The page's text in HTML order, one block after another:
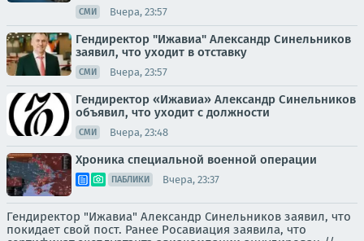
СМИ Вчера, 23:57
Гендиректор "Ижавиа" Александр Синельников
заявил, что уходит в отставку
СМИ Вчера, 23:57
Гендиректор «Ижавиа» Александр Синельников
объявил, что уходит с должности
СМИ Вчера, 23:48
Хроника специальной военной операции
ПАБЛИКИ Вчера, 23:37
Гендиректор "Ижавиа" Александр Синельников заявил, что
покидает свой пост. Ранее Росавиация заявила, что